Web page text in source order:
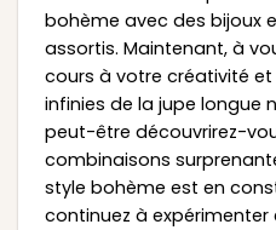
bohème avec des bijoux
assortis. Maintenant, à
cours à votre créativité et
infinies de la jupe longue
peut-être découvrirez-
combinaisons
style bohème est en
continuez à